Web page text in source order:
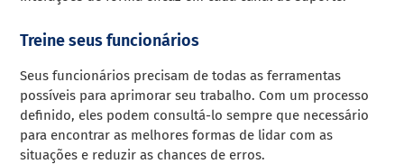
Treine seus funcionários
Seus funcionários precisam de todas as ferramentas
possíveis para aprimorar seu trabalho. Com um processo
definido, eles podem consultá-lo sempre que necessário
para encontrar as melhores formas de lidar com as
situações e reduzir as chances de erros.